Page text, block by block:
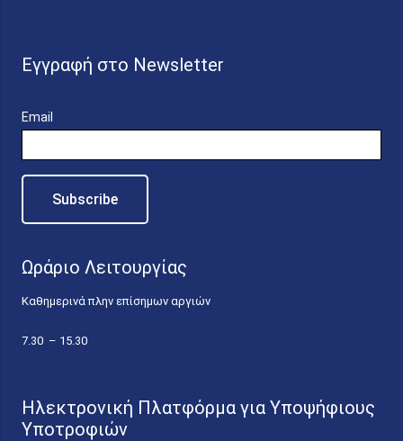
Εγγραφή στο Newsletter
Email
Ωράριο Λειτουργίας
Καθημερινά πλην επίσημων αργιών
7.30 – 15.30
Ηλεκτρονική Πλατφόρμα για Υποψήφιους
Υποτροφιών